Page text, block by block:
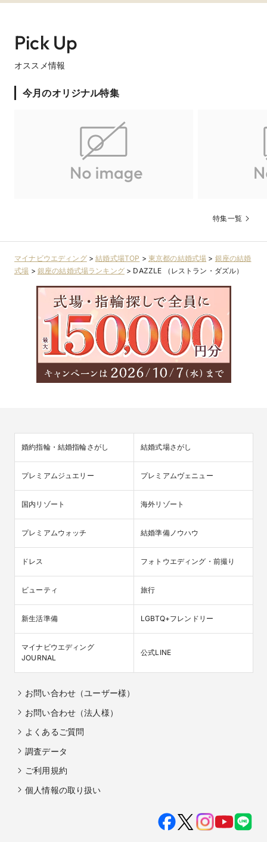
用意可能です。
お子様料理
ております。
ご年齢によって、ご用意♪
【ご見学日当日ご成約特典】和装前撮り写真撮影プレ
会場のご見学日当日にご成約をいただいたカップルにはスタジ
オでの和装前撮り写真撮影をプレゼント☆結婚式当日も大切だ
けど、結婚式までの楽しいイベントの一つになるはず。ウェル
カムボードにも使えるので、うれしい特典☆☆
特選A4和牛フィレ肉 &絶品カルパッチョ☆無料試食
レストランダズルの自慢は、色鮮やかな五感で楽しむモダンイ
タリアン。
銀座で14年続く味を気軽にチェックして♪
【2026年*新プラン登場！】
ご希望の時期、様々なご人数様向けのプランを多数ご用意！専
任プランナーがおふたりに合わせて一番お得なプランをご紹
介！
Pick Up
オススメ情報
今月のオリジナル特集
特集一覧
マイナビウエディング>結婚式場TOP > 東京都の結婚式場 > 銀座の結婚
式場 > 銀座の結婚式場ランキング> DAZZLE （レストラン・ダズル）
婚約指輪・結婚指輪さがし 結婚式場さがし
プレミアムジュエリー プレミアムヴェニュー
国内リゾート 海外リゾート
プレミアムウォッチ 結婚準備ノウハウ
ドレス フォトウエディング・前撮り
ビューティ 旅行
新生活準備 LGBTQ+フレンドリー
マイナビウエディング
JOURNAL
公式LINE
お問い合わせ（ユーザー様）
お問い合わせ（法人様）
よくあるご質問
調査データ
ご利用規約
個人情報の取り扱い